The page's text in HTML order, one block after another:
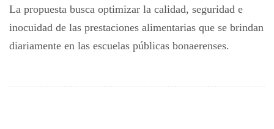
La propuesta busca optimizar la calidad, seguridad e
inocuidad de las prestaciones alimentarias que se brindan
diariamente en las escuelas públicas bonaerenses.